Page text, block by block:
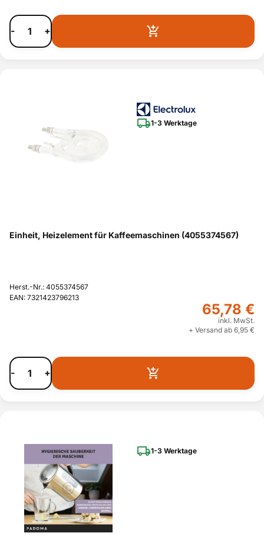
- +
1-3 Werktage
Einheit, Heizelement für Kaffeemaschinen (4055374567)
Herst.-Nr.: 4055374567
EAN: 7321423796213
65,78 €
inkl. MwSt.
+ Versand ab 6,95 €
- +
1-3 Werktage